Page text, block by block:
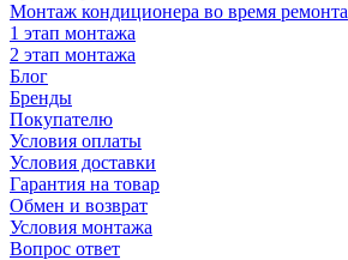
Монтаж кондиционера во время ремонта
1 этап монтажа
2 этап монтажа
Блог
Бренды
Покупателю
Условия оплаты
Условия доставки
Гарантия на товар
Обмен и возврат
Условия монтажа
Вопрос ответ